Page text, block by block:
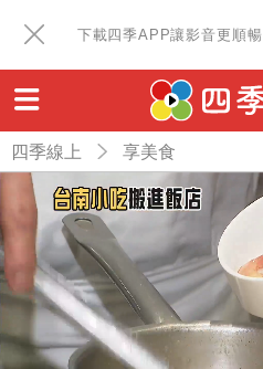
下載四季APP讓影音更順暢
四季線上 享美食